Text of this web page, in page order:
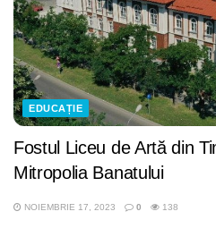
EDUCAȚIE
Fostul Liceu de Artă din
Mitropolia Banatului
NOIEMBRIE 17, 2023 0 138